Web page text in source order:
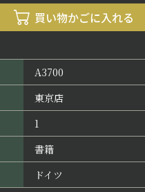
A3700
東京店
1
書籍
ドイツ